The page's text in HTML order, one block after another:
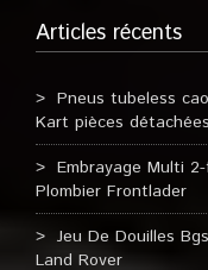
Articles récents
Pneus tubeless
Kart pièces détachées
Embrayage Multi
Plombier Frontlader
Jeu De Douilles
Land Rover